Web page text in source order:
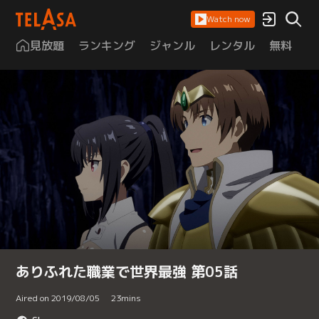
Watch now
見放題 ランキング ジャンル レンタル 無料
ありふれた職業で世界最強 第05話
Aired on 2019/08/05 23mins